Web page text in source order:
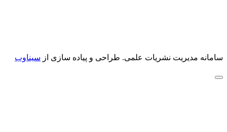
سامانه مدیریت نشریات علمی. طراحی و پیاده سازی از سیناوب